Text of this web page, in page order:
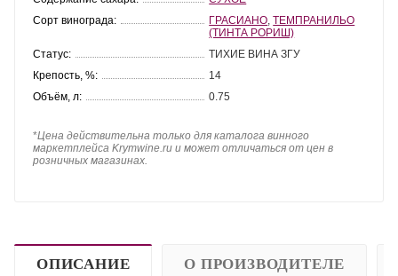
Сорт винограда:
ГРАСИАНО ,ТЕМПРАНИЛЬО
(ТИНТА РОРИШ)
Статус:
ТИХИЕ ВИНА ЗГУ
Крепость, %:
14
Объём, л:
0.75
*Цена действительна только для каталога винного
маркетплейса Krymwine.ru и может отличаться от цен в
розничных магазинах.
ОПИСАНИЕ О ПРОИЗВОДИТЕЛЕ